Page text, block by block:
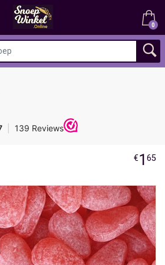
0
€1 65